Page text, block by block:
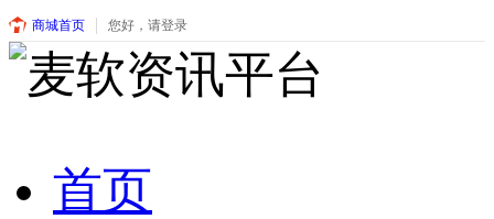
商城首页 您好，请登录
首页